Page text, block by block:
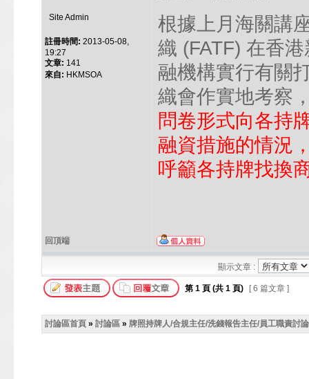
Site Admin
註冊時間: 2013-05-08,
19:27
文章: 141
來自: HKMSOA
根據上月海關講
織 (FATF) 在香
融機構實行有關
織會作實地考察
問卷形式向各持
融資措施的情況
呼籲各持牌找換
回頂端
顯示文章 :
第 1 頁 (共 1 頁) [ 6 篇文章 ]
討論區首頁 » 討論區 » 牌照持牌人/合規主任/洗錢報告主任/員工職責討論